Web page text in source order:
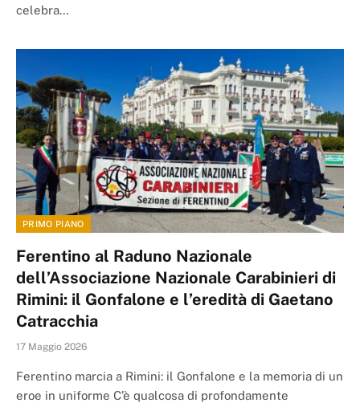
celebra…
PRIMO PIANO
Ferentino al Raduno Nazionale
dell’Associazione Nazionale Carabinieri di
Rimini: il Gonfalone e l’eredità di Gaetano
Catracchia
17 Maggio 2026
Ferentino marcia a Rimini: il Gonfalone e la memoria di un
eroe in uniforme C’è qualcosa di profondamente